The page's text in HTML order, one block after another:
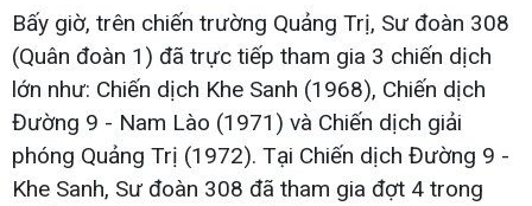
Bấy giờ, trên chiến trường Quảng Trị, Sư đoàn 308
(Quân đoàn 1) đã trực tiếp tham gia 3 chiến dịch
lớn như: Chiến dịch Khe Sanh (1968), Chiến dịch
Đường 9 - Nam Lào (1971) và Chiến dịch giải
phóng Quảng Trị (1972). Tại Chiến dịch Đường 9 -
Khe Sanh, Sư đoàn 308 đã tham gia đợt 4 trong